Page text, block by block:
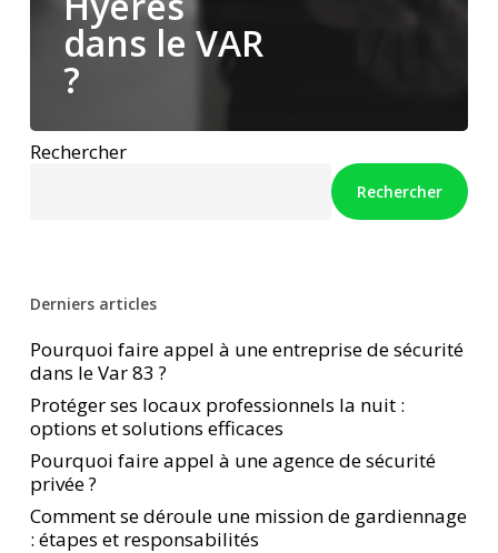
dans le VAR
?
Rechercher
Rechercher
Derniers articles
Pourquoi faire appel à une entreprise de sécurité
dans le Var 83 ?
Protéger ses locaux professionnels la nuit :
options et solutions efficaces
Pourquoi faire appel à une agence de sécurité
privée ?
Comment se déroule une mission de gardiennage
: étapes et responsabilités